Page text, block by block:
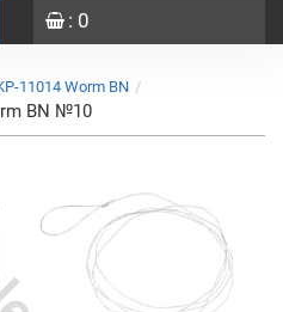
: 0
11014 Worm BN
BN №10